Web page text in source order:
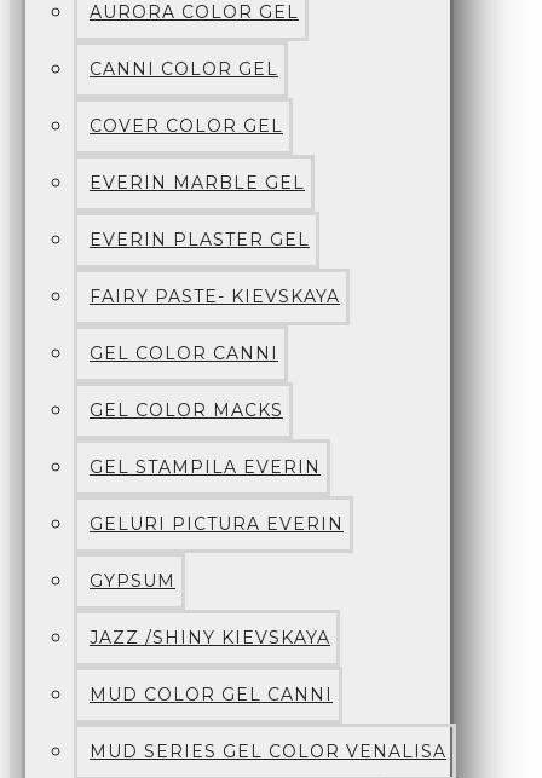
AURORA COLOR GEL
CANNI COLOR GEL
COVER COLOR GEL
EVERIN MARBLE GEL
EVERIN PLASTER GEL
FAIRY PASTE- KIEVSKAYA
GEL COLOR CANNI
GEL COLOR MACKS
GEL STAMPILA EVERIN
GELURI PICTURA EVERIN
GYPSUM
JAZZ /SHINY KIEVSKAYA
MUD COLOR GEL CANNI
MUD SERIES GEL COLOR VENALISA